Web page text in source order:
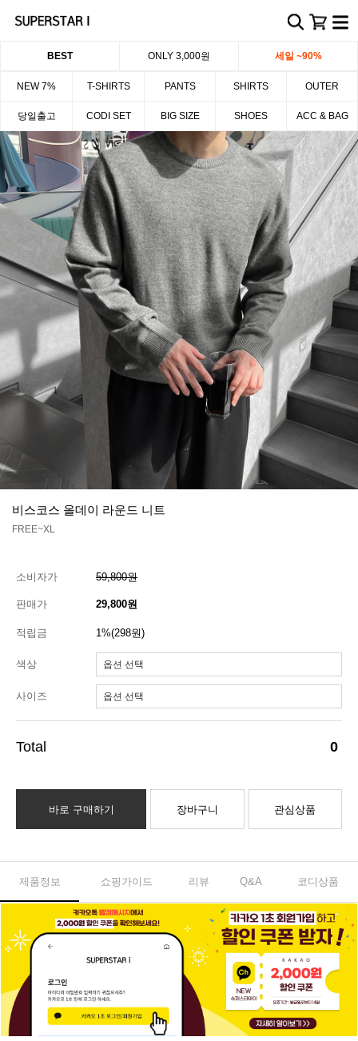
BEST ONLY 3,000원 세일 ~90%
NEW 7% T-SHIRTS PANTS SHIRTS OUTER
당일출고 CODI SET BIG SIZE SHOES ACC & BAG
비스코스 올데이 라운드 니트
FREE~XL
소비자가 59,800원
판매가 29,800원
적립금 1%(298원)
색상
사이즈
0
바로 구매하기 장바구니 관심상품
제품정보 쇼핑가이드 리뷰 Q&A 코디상품